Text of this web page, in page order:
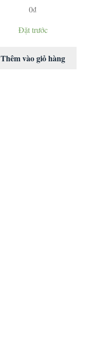
0₫
Đặt trước
Thêm vào giỏ hàng